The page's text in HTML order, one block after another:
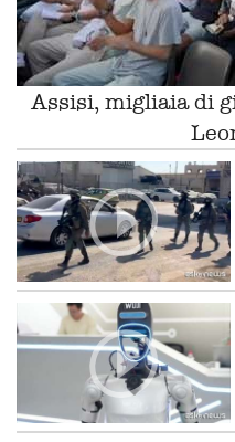
Assisi, migliaia di